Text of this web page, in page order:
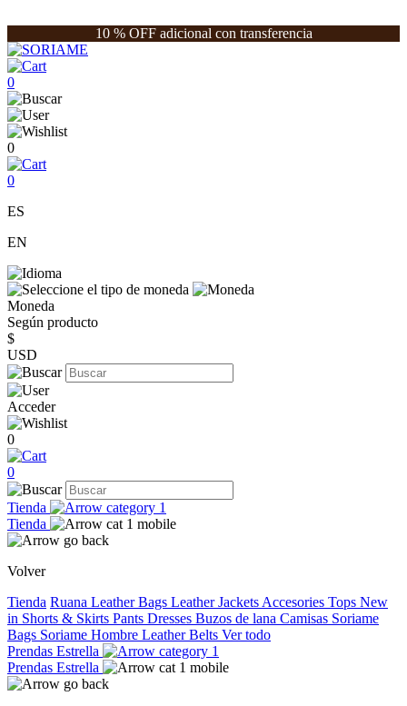
10 % OFF adicional con transferencia
0
0
0
ES
EN
Moneda
Según producto
$
USD
Acceder
0
0
Tienda
Tienda
Volver
Tienda Ruana Leather Bags Leather Jackets Accesories Tops New
in Shorts & Skirts Pants Dresses Buzos de lana Camisas Soriame
Bags Soriame Hombre Leather Belts Ver todo
Prendas Estrella
Prendas Estrella